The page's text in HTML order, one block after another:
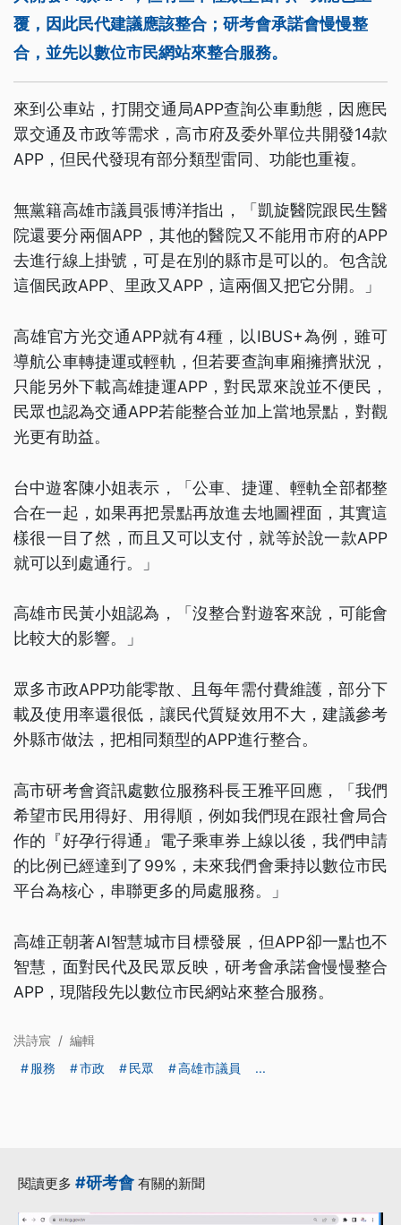
覆，因此民代建議應該整合；研考會承諾會慢慢整
合，並先以數位市民網站來整合服務。
來到公車站，打開交通局APP查詢公車動態，因應民
眾交通及市政等需求，高市府及委外單位共開發14款
APP，但民代發現有部分類型雷同、功能也重複。
無黨籍高雄市議員張博洋指出，「凱旋醫院跟民生醫
院還要分兩個APP，其他的醫院又不能用市府的APP
去進行線上掛號，可是在別的縣市是可以的。包含說
這個民政APP、里政又APP，這兩個又把它分開。」
高雄官方光交通APP就有4種，以IBUS+為例，雖可
導航公車轉捷運或輕軌，但若要查詢車廂擁擠狀況，
只能另外下載高雄捷運APP，對民眾來說並不便民，
民眾也認為交通APP若能整合並加上當地景點，對觀
光更有助益。
台中遊客陳小姐表示，「公車、捷運、輕軌全部都整
合在一起，如果再把景點再放進去地圖裡面，其實這
樣很一目了然，而且又可以支付，就等於說一款APP
就可以到處通行。」
高雄市民黃小姐認為，「沒整合對遊客來說，可能會
比較大的影響。」
眾多市政APP功能零散、且每年需付費維護，部分下
載及使用率還很低，讓民代質疑效用不大，建議參考
外縣市做法，把相同類型的APP進行整合。
高市研考會資訊處數位服務科長王雅平回應，「我們
希望市民用得好、用得順，例如我們現在跟社會局合
作的『好孕行得通』電子乘車券上線以後，我們申請
的比例已經達到了99%，未來我們會秉持以數位市民
平台為核心，串聯更多的局處服務。」
高雄正朝著AI智慧城市目標發展，但APP卻一點也不
智慧，面對民代及民眾反映，研考會承諾會慢慢整合
APP，現階段先以數位市民網站來整合服務。
洪詩宸 / 編輯
服務
市政 民眾 高雄市議員 ...
閱讀更多 #研考會 有關的新聞